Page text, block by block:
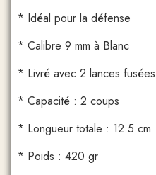
* Idéal pour la défense
* Calibre 9 mm à Blanc
* Livré avec 2 lances fusées
* Capacité : 2 coups
* Longueur totale : 12.5 cm
* Poids : 420 gr